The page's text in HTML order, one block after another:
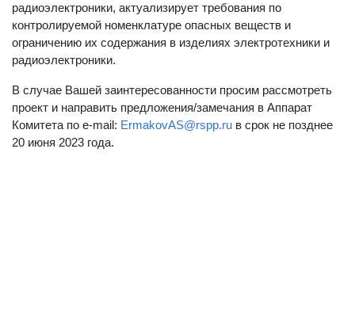
радиоэлектроники, актуализирует требования по
контролируемой номенклатуре опасных веществ и
ограничению их содержания в изделиях электротехники и
радиоэлектроники.
В случае Вашей заинтересованности просим рассмотреть
проект и направить предложения/замечания в Аппарат
Комитета по e-mail: ErmakovAS@rspp.ru в срок не позднее
20 июня 2023 года.